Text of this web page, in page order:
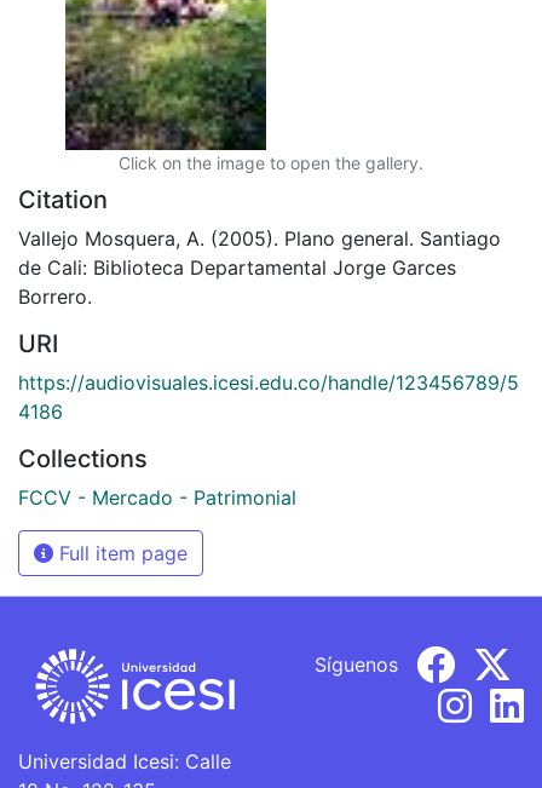
Click on the image to open the gallery.
Citation
Vallejo Mosquera, A. (2005). Plano general. Santiago
de Cali: Biblioteca Departamental Jorge Garces
Borrero.
URI
https://audiovisuales.icesi.edu.co/handle/123456789/5
4186
Collections
FCCV - Mercado - Patrimonial
Full item page
Universidad Icesi: Calle
Síguenos